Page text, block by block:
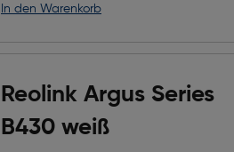
in den Warenkorb
Reolink Argus Series
B430 weiß